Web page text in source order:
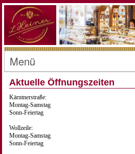
Menü
Aktuelle Öffnungszeiten
Kärntnerstraße:
Montag-Samstag
Sonn-Feiertag
Wollzeile:
Montag-Samstag
Sonn-Feiertag